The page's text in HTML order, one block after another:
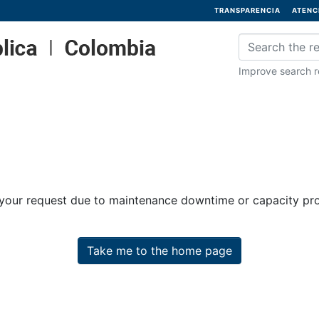
TRANSPARENCIA
Improve search
request due to maintenance downtime or capacity
Take me to the home page